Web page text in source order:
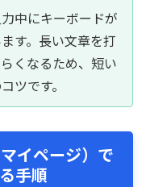
中にキーボードが
す。長い文章を打
くなるため、短い
ツです。
イページ）で
手順